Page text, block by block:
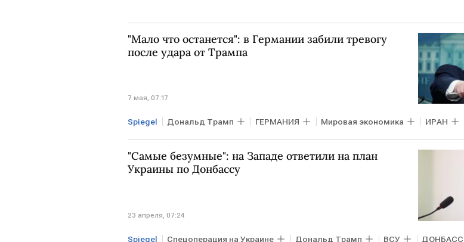
"Мало что останется": в Германии забили тревогу
после удара от Трампа
7 мая, 07:17
Spiegel Дональд Трамп ГЕРМАНИЯ Мировая экономика ИРАН
США Фридрих Мерц
"Самые безумные": на Западе ответили на план
Украины по Донбассу
23 апреля, 07:24
Spiegel Спецоперация на Украине Дональд Трамп ВСУ ДОНБАСС